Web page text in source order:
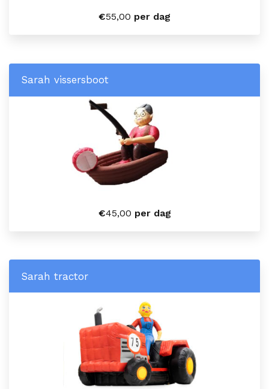
€55,00 per dag
Sarah vissersboot
€45,00 per dag
Sarah tractor